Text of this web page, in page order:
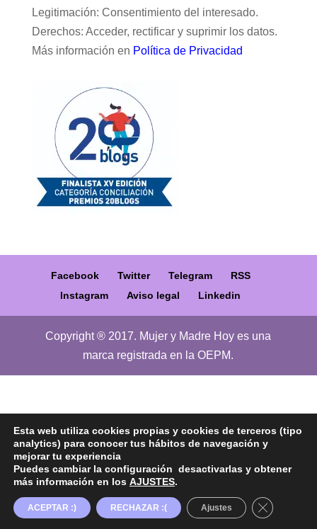
Legitimación: Consentimiento del interesado.
Derechos: Acceder, rectificar y suprimir los datos.
Más información en Política de Privacidad
Facebook Twitter Telegram
RSS
Instagram
Aviso legal Linkedin
Copyright ® 2017. Mujer y Madre Hoy es una
marca registrada en la OEPM.
Esta web utiliza cookies propias y cookies de terceros (tipo
analytics) para conocer tus hábitos de navegación y
mejorar tu experiencia
Puedes cambiar la configuración desactivarlas y obtener
más información en los AJUSTES.
ACEPTAR :) RECHAZAR :( Ajustes Cerrar el